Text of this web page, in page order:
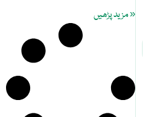
« مزید پڑھیں